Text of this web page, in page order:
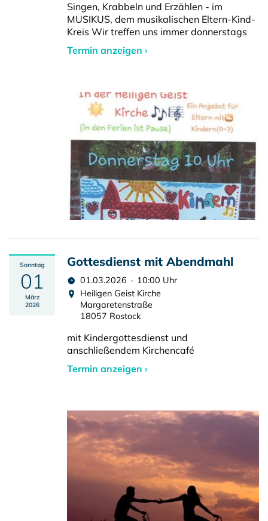
Singen, Krabbeln und Erzählen - im
MUSIKUS, dem musikalischen Eltern-Kind-
Kreis Wir treffen uns immer donnerstags
Termin anzeigen ›
Sonntag
01
März
2026
Gottesdienst mit Abendmahl
01.03.2026 · 10:00 Uhr
Heiligen Geist Kirche
Margaretenstraße
18057 Rostock
mit Kindergottesdienst und
anschließendem Kirchencafé
Termin anzeigen ›